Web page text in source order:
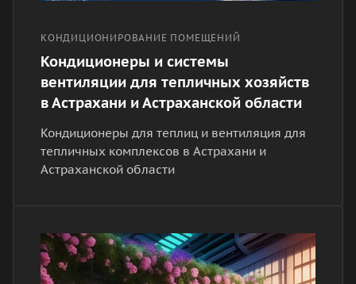
КОНДИЦИОНИРОВАНИЕ ПОМЕЩЕНИЙ
Кондиционеры и системы
вентиляции для тепличных хозяйств
в Астрахани и Астраханской области
Кондиционеры для теплиц и вентиляция для
тепличных комплексов в Астрахани и
Астраханской области